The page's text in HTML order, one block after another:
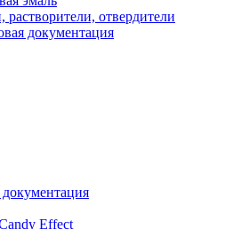
отвердители
документация
Effect